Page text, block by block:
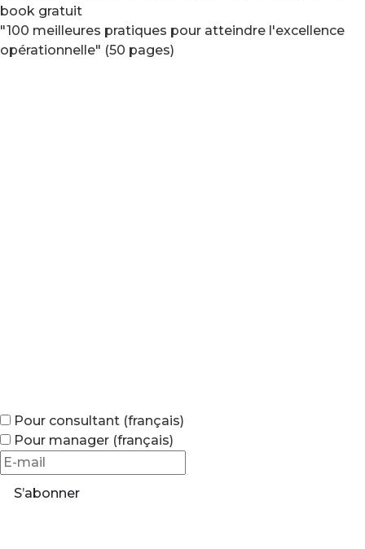
book gratuit
"100 meilleures pratiques pour atteindre l'excellence
opérationnelle" (50 pages)
Pour consultant (français)
Pour manager (français)